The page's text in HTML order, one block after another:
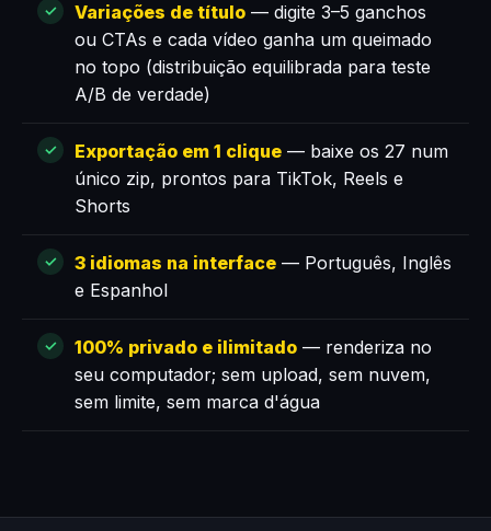
Variações de título — digite 3–5 ganchos
ou CTAs e cada vídeo ganha um queimado
no topo (distribuição equilibrada para teste
A/B de verdade)
Exportação em 1 clique — baixe os 27 num
único zip, prontos para TikTok, Reels e
Shorts
3 idiomas na interface — Português, Inglês
e Espanhol
100% privado e ilimitado — renderiza no
seu computador; sem upload, sem nuvem,
sem limite, sem marca d'água